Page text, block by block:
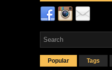
Popular Tags